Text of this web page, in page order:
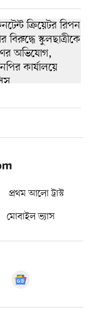
প্রথম আলো ট্রাস্ট
মোবাইল ভ্যাস